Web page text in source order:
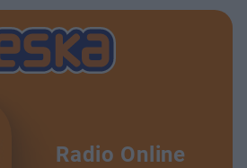
Radio Online